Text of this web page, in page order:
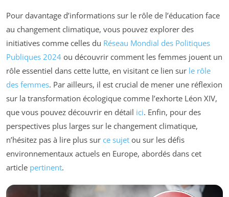
Pour davantage d’informations sur le rôle de l’éducation face
au changement climatique, vous pouvez explorer des
initiatives comme celles du Réseau Mondial des Politiques
Publiques 2024 ou découvrir comment les femmes jouent un
rôle essentiel dans cette lutte, en visitant ce lien sur le rôle
des femmes. Par ailleurs, il est crucial de mener une réflexion
sur la transformation écologique comme l’exhorte Léon XIV,
que vous pouvez découvrir en détail ici. Enfin, pour des
perspectives plus larges sur le changement climatique,
n’hésitez pas à lire plus sur ce sujet ou sur les défis
environnementaux actuels en Europe, abordés dans cet
article pertinent.